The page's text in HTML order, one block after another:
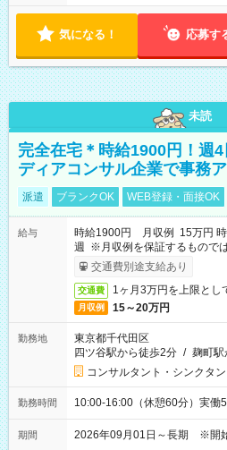
気になる！ 応募す
未読
完全在宅＊時給1900円！週
ディアコンサル企業で事務
派遣 ブランクOK WEB登録・面接OK
給与
時給1900円 月収例 15万円
週 ※月収例を保証するもので
ービス利用可（利用条件有）
交通費別途支給あり
交通費 1ヶ月3万円を上限とし
月収例 15～20万円
勤務地
東京都千代田区
四ツ谷駅から徒歩2分 / 麹町駅
コンサルタント・シンクタン
勤務時間 10:00-16:00（休憩60分）実働5
期間 2026年09月01日～長期 ※開